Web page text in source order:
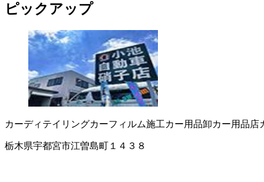
ピックアップ
カーディテイリングカーフィルム施工カー用品卸カー用品店
栃木県宇都宮市江曽島町１４３８